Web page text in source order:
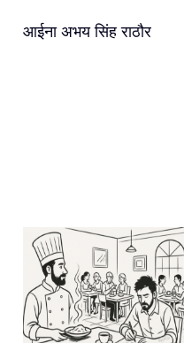
आईना अभय सिंह राठौर